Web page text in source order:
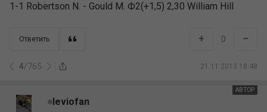
1-1 Robertson N. - Gould M. Ф2(+1,5) 2,30 William Hill
Ответить
4/765 21.11.2013 18:48
+ 0 –
АВТОР
leviofan